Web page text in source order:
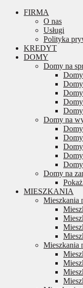
FIRMA
O nas
Usługi
Polityka
KREDYT
DOMY
Domy na
Domy na
Domy na
MIESZKANIA
Mieszkania
Mieszkania